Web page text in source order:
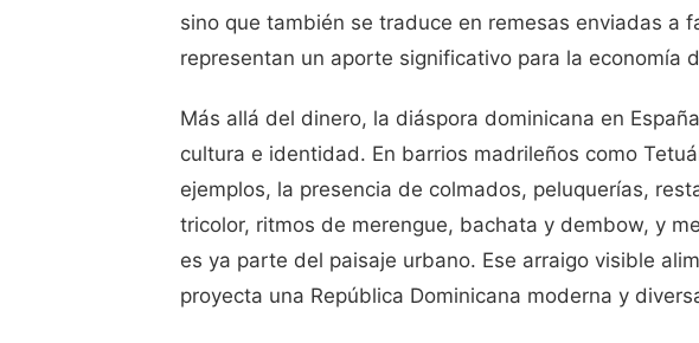
sino que también se traduce en remesas enviadas a
representan un aporte significativo para la economía
Más allá del dinero, la diáspora dominicana en
cultura e identidad. En barrios madrileños como
ejemplos, la presencia de colmados, peluquerías,
tricolor, ritmos de merengue, bachata y dembow, y
es ya parte del paisaje urbano. Ese arraigo visible
proyecta una República Dominicana moderna y